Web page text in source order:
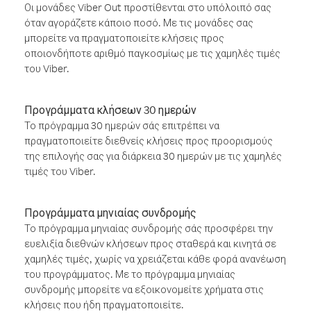
Οι μονάδες Viber Out προστίθενται στο υπόλοιπό σας
όταν αγοράζετε κάποιο ποσό. Με τις μονάδες σας
μπορείτε να πραγματοποιείτε κλήσεις προς
οποιονδήποτε αριθμό παγκοσμίως με τις χαμηλές τιμές
του Viber.
Προγράμματα κλήσεων 30 ημερών
Το πρόγραμμα 30 ημερών σάς επιτρέπει να
πραγματοποιείτε διεθνείς κλήσεις προς προορισμούς
της επιλογής σας για διάρκεια 30 ημερών με τις χαμηλές
τιμές του Viber.
Προγράμματα μηνιαίας συνδρομής
Το πρόγραμμα μηνιαίας συνδρομής σάς προσφέρει την
ευελιξία διεθνών κλήσεων προς σταθερά και κινητά σε
χαμηλές τιμές, χωρίς να χρειάζεται κάθε φορά ανανέωση
του προγράμματος. Με το πρόγραμμα μηνιαίας
συνδρομής μπορείτε να εξοικονομείτε χρήματα στις
κλήσεις που ήδη πραγματοποιείτε.